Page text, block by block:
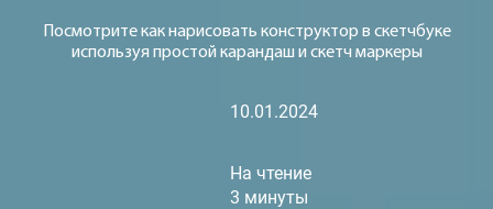
Посмотрите как нарисовать конструктор в скетчбуке
используя простой карандаш и скетч маркеры
10.01.2024
На чтение
3 минуты